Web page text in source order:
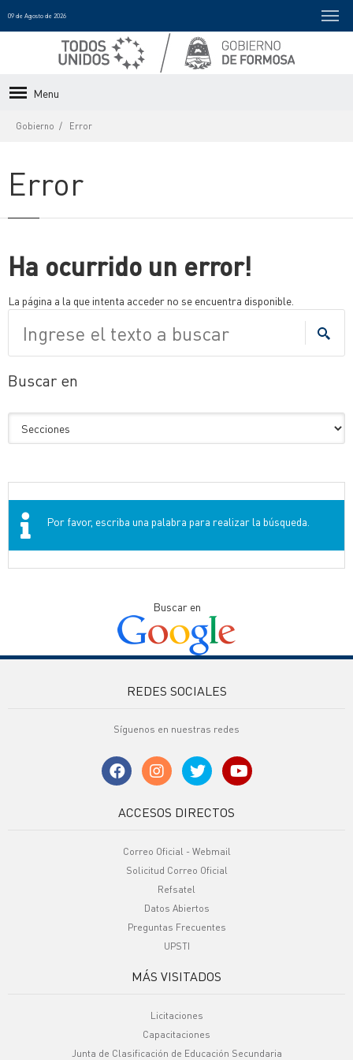
09 de Agosto de 2026
Menu
Gobierno Error
Error
Ha ocurrido un error!
La página a la que intenta acceder no se encuentra disponible.
Buscar en
Por favor, escriba una palabra para realizar la búsqueda.
Buscar en
REDES SOCIALES
Síguenos en nuestras redes
ACCESOS DIRECTOS
Correo Oficial - Webmail
Solicitud Correo Oficial
Refsatel
Datos Abiertos
Preguntas Frecuentes
UPSTI
MÁS VISITADOS
Licitaciones
Capacitaciones
Junta de Clasificación de Educación Secundaria